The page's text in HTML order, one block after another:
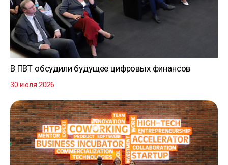
В ПВТ обсудили будущее цифровых финансов
30 июля 2026